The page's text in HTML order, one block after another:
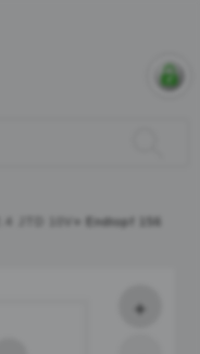
»
Endtopf 156